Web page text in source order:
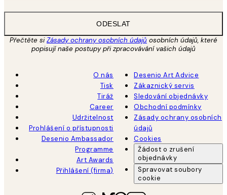
ODESLAT
Přečtěte siZásady ochrany osobních údajů osobních údajů, které
popisují naše postupy při zpracovávání vašich údajů
O nás
Tisk
Tiráž
Career
Udržitelnost
Prohlášení o přístupnosti
Desenio Ambassador
Programme
Art Awards
Přihlášení (firma)
Desenio Art Advice
Zákaznický servis
Sledování objednávky
Obchodní podmínky
Zásady ochrany osobních
údajů
Cookies
Žádost o zrušení
objednávky
Spravovat soubory
cookie